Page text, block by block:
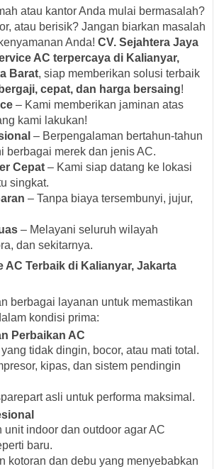
atau kantor Anda mulai bermasalah?
atau berisik? Jangan biarkan masalah
Anda! CV. Sejahtera Jaya
AC terpercaya di Kalianyar,
Barat, siap memberikan solusi terbaik
bergaji, cepat, dan harga bersaing!
– Kami memberikan jaminan atas
kami lakukan!
– Berpengalaman bertahun-tahun
berbagai merek dan jenis AC.
Cepat – Kami siap datang ke lokasi
singkat.
– Tanpa biaya tersembunyi, jujur,
– Melayani seluruh wilayah
dan sekitarnya.
AC Terbaik di Kalianyar, Jakarta
berbagai layanan untuk memastikan
kondisi prima:
Perbaikan AC
tidak dingin, bocor, atau mati total.
kipas, dan sistem pendingin
asli untuk performa maksimal.
unit indoor dan outdoor agar AC
baru.
kotoran dan debu yang menyebabkan